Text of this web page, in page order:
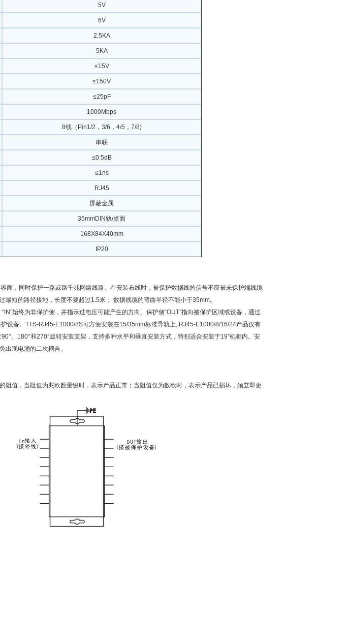
5V
6V
2.5KA
5KA
≤15V
≤150V
≤25pF
1000Mbps
8线（Pin1/2，3/6，4/5，7/8)
串联
≤0.5dB
≤1ns
RJ45
屏蔽金属
35mmDIN轨/桌面
168X84X40mm
IP20
面，同时保护一路或路千兆网络线路。在安装布线时，被保护数据线的信号不应被未保护端线缆
最短的路径接地，长度不要超过1.5米； 数据线缆的弯曲半径不能小于35mm。
始终为非保护侧，并指示过电压可能产生的方向、保护侧“OUT”指向被保护区域或设备，通过
设备。TTS-RJ45-E1000/8S可方便安装在15/35mm标准导轨上, RJ45-E1000/8/16/24产品仅有
、180°和270°旋转安装支架，支持多种水平和垂直安装方式，特别适合安装于19″机柜内。安
出现电涌的二次耦合。
阻值，当阻值为兆欧数量级时，表示产品正常；当阻值仅为数欧时，表示产品已损坏，须立即更